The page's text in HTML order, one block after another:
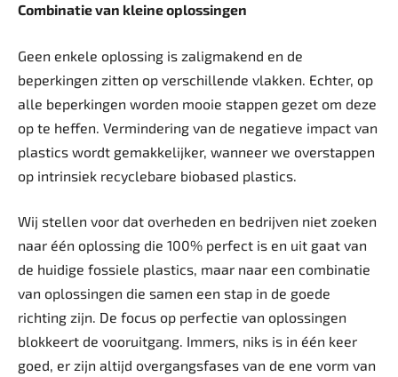
Combinatie van kleine ­oplossingen
Geen enkele oplossing is zaligmakend en de
beperkingen zitten op verschillende vlakken. Echter, op
alle beperkingen worden mooie stappen gezet om deze
op te heffen. Vermindering van de negatieve impact van
plastics wordt gemakkelijker, wanneer we overstappen
op intrinsiek recyclebare biobased plastics.
Wij stellen voor dat overheden en bedrijven niet zoeken
naar één oplossing die 100% perfect is en uit gaat van
de huidige fossiele plastics, maar naar een combinatie
van oplossingen die samen een stap in de goede
richting zijn. De focus op perfectie van oplossingen
blokkeert de vooruitgang. Immers, niks is in één keer
goed, er zijn altijd overgangsfases van de ene vorm van